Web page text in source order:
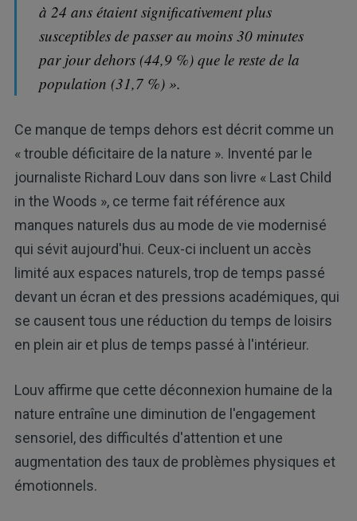
à 24 ans étaient significativement plus
susceptibles de passer au moins 30 minutes
par jour dehors (44,9 %) que le reste de la
population (31,7 %) ».
Ce manque de temps dehors est décrit comme un
« trouble déficitaire de la nature ». Inventé par le
journaliste Richard Louv dans son livre « Last Child
in the Woods », ce terme fait référence aux
manques naturels dus au mode de vie modernisé
qui sévit aujourd'hui. Ceux-ci incluent un accès
limité aux espaces naturels, trop de temps passé
devant un écran et des pressions académiques, qui
se causent tous une réduction du temps de loisirs
en plein air et plus de temps passé à l'intérieur.
Louv affirme que cette déconnexion humaine de la
nature entraîne une diminution de l'engagement
sensoriel, des difficultés d'attention et une
augmentation des taux de problèmes physiques et
émotionnels.